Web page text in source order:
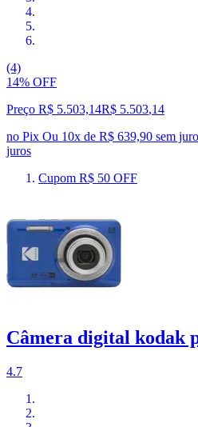
(4)
14% OFF
Preço R$ 5.503,14R$ 5.503,14
no Pix Ou 10x de R$ 639,90 sem
juros
Cupom R$ 50 OFF
Câmera digital kodak
4.7